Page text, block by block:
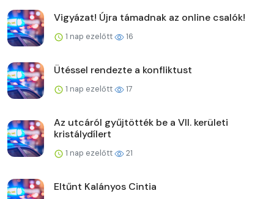
Vigyázat! Újra támadnak az online csalók!
1 nap ezelőtt 16
Ütéssel rendezte a konfliktust
1 nap ezelőtt 17
Az utcáról gyűjtötték be a VII. kerületi
kristálydílert
1 nap ezelőtt 21
Eltűnt Kalányos Cintia